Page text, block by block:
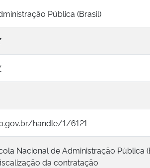
Pública (Brasil)
handle/1/6121
Nacional de Administração Pública
da contratação